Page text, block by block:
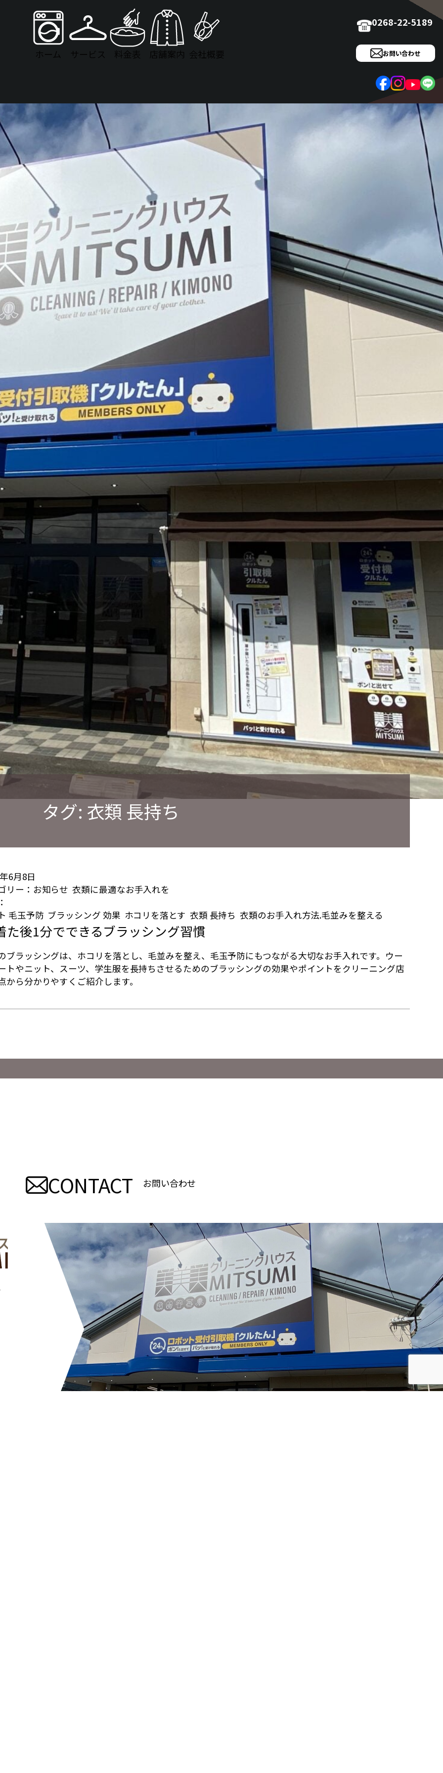
ホーム サービス 料金表 店舗案内 会社概要
0268-22-5189
お問い合わせ
タグ: 衣類 長持ち
6月8日
リー： お知らせ 衣類に最適なお手入れを
毛玉予防 ブラッシング 効果 ホコリを落とす 衣類 長持ち 衣類のお手入れ方法.毛並みを整える
た後1分でできるブラッシング習慣
ブラッシングは、ホコリを落とし、毛並みを整え、毛玉予防にもつながる大切なお手入れです。ウー
トやニット、スーツ、学生服を長持ちさせるためのブラッシングの効果やポイントをクリーニング店
から分かりやすくご紹介します。
CONTACT お問い合わせ